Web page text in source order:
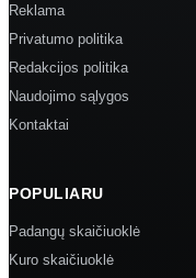
Reklama
Privatumo politika
Redakcijos politika
Naudojimo sąlygos
Kontaktai
POPULIARU
Padangų skaičiuoklė
Kuro skaičiuoklė